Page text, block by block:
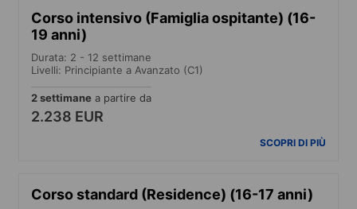
Corso intensivo (Famiglia ospitante) (16-
19 anni)
Durata: 2 - 12 settimane
Livelli: Principiante a Avanzato (C1)
2 settimane a partire da
2.238 EUR
SCOPRI DI PIÙ
Corso standard (Residence) (16-17 anni)